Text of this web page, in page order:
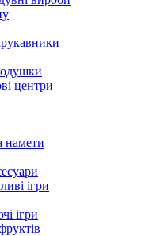
центри
намети
ігри
ігри